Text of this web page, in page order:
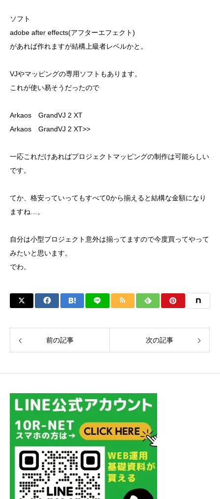
ソフト
adobe after effects(アフターエフェクト)
があれば作れますが結構上級者レベルかと。
VJやマッピングの専用ソフトもあります。
これが使い易そうだったので
Arkaos GrandVJ 2 XT
Arkaos GrandVJ 2 XT>>
一応これだけあればプロジェクトマッピングの制作は可能らしい
です。
てか、格安っていってもすべて0から揃えると結構な金額になり
ますね…。
自分は小型プロジェクト意外は揃ってますので今度買ってやって
みたいと思います。
でわ。
前の記事 次の記事